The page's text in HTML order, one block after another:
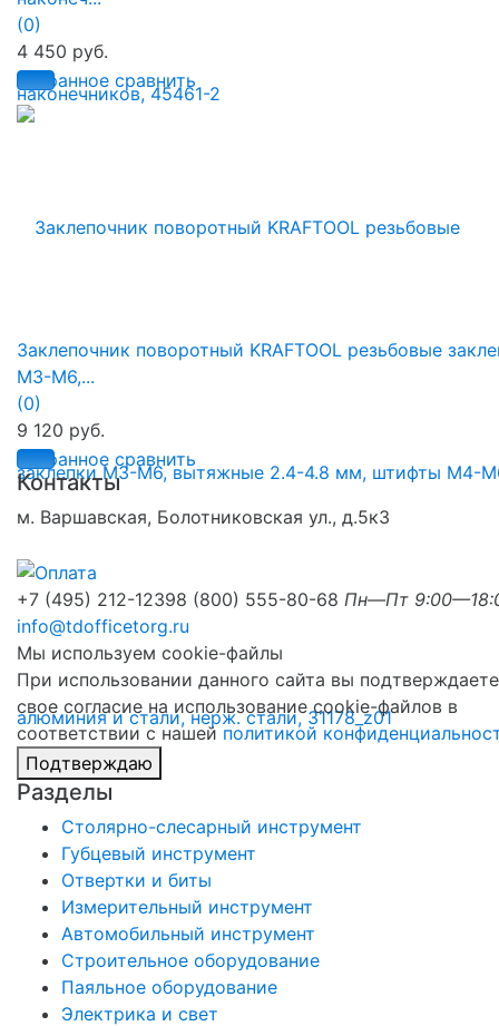
избранное сравнить
(0)
4 450 руб.
избранное сравнить
Заклепочник поворотный KRAFTOOL резьбовые
М3-М6,...
(0)
9 120 руб.
Контакты
м. Варшавская, Болотниковская ул., д.5к3
+7 (495) 212-12398 (800) 555-80-68 Пн—Пт
info@tdofficetorg.ru
Мы используем cookie-файлы
При использовании данного сайта вы подтверждаете
свое согласие на использование cookie-файлов в
соответствии с нашей политикой
Подтверждаю
Разделы
Столярно-слесарный инструмент
Губцевый инструмент
Отвертки и биты
Измерительный инструмент
Автомобильный инструмент
Строительное оборудование
Паяльное оборудование
Электрика и свет